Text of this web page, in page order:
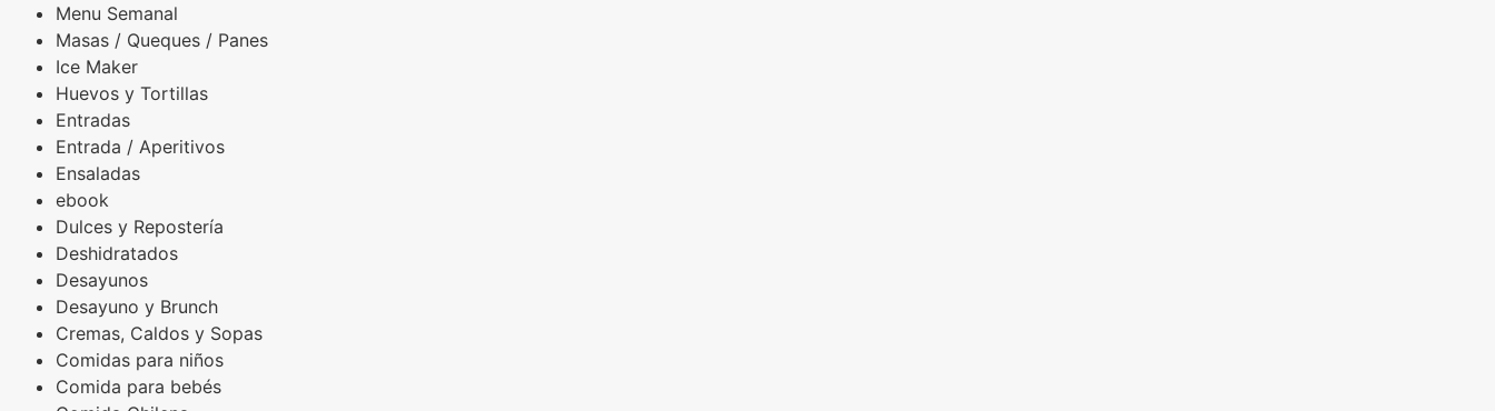
Menu Semanal
Masas / Queques / Panes
Ice Maker
Huevos y Tortillas
Entradas
Entrada / Aperitivos
Ensaladas
ebook
Dulces y Repostería
Deshidratados
Desayunos
Desayuno y Brunch
Cremas, Caldos y Sopas
Comidas para niños
Comida para bebés